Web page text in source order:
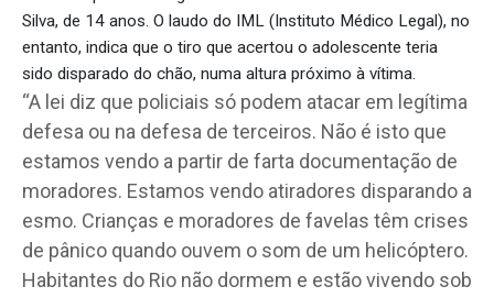
Silva, de 14 anos. O laudo do IML (Instituto Médico Legal), no
entanto, indica que o tiro que acertou o adolescente teria
sido disparado do chão, numa altura próximo à vítima.
“A lei diz que policiais só podem atacar em legítima
defesa ou na defesa de terceiros. Não é isto que
estamos vendo a partir de farta documentação de
moradores. Estamos vendo atiradores disparando a
esmo. Crianças e moradores de favelas têm crises
de pânico quando ouvem o som de um helicóptero.
Habitantes do Rio não dormem e estão vivendo sob